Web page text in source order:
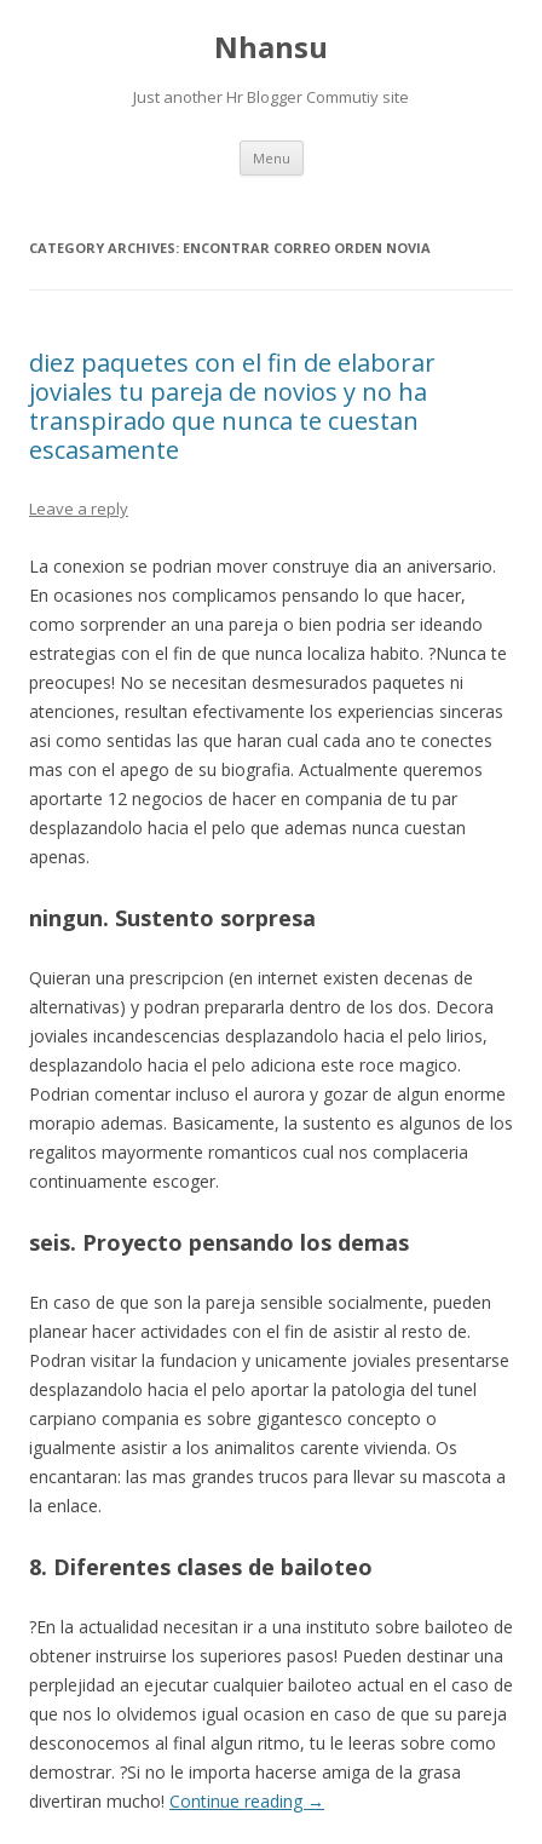
Nhansu
Just another Hr Blogger Commutiy site
Menu Skip to content
CATEGORY ARCHIVES: ENCONTRAR CORREO ORDEN NOVIA
diez paquetes con el fin de elaborar
joviales tu pareja de novios y no ha
transpirado que nunca te cuestan
escasamente
Leave a reply
La conexion se podri­an mover construye dia an aniversario.
En ocasiones nos complicamos pensando lo que hacer,
como sorprender an una pareja o bien podri­a ser ideando
estrategias con el fin de que nunca localiza habito. ?Nunca te
preocupes! No se necesitan desmesurados paquetes ni
atenciones, resultan efectivamente los experiencias sinceras
asi­ como sentidas las que haran cual cada ano te conectes
mas con el apego de su biografia. Actualmente queremos
aportarte 12 negocios de hacer en compania de tu par
desplazandolo hacia el pelo que ademas nunca cuestan
apenas.
ningun. Sustento sorpresa
Quieran una prescripcion (en internet existen decenas de
alternativas) y podran prepararla dentro de los dos. Decora
joviales incandescencias desplazandolo hacia el pelo lirios,
desplazandolo hacia el pelo adiciona este roce magico.
Podrian comentar incluso el aurora y gozar de algun enorme
morapio ademas. Basicamente, la sustento es algunos de los
regalitos mayormente romanticos cual nos complaceri­a
continuamente escoger.
seis. Proyecto pensando los demas
En caso de que son la pareja sensible socialmente, pueden
planear hacer actividades con el fin de asistir al resto de.
Podran visitar la fundacion y unicamente joviales presentarse
desplazandolo hacia el pelo aportar la patologi­a del tunel
carpiano compania es sobre gigantesco concepto o
igualmente asistir a los animalitos carente vivienda. Os
encantaran: las mas grandes trucos para llevar su mascota a
la enlace.
8. Diferentes clases de bailoteo
?En la actualidad necesitan ir a una instituto sobre bailoteo de
obtener instruirse los superiores pasos! Pueden destinar una
perplejidad an ejecutar cualquier bailoteo actual en el caso de
que nos lo olvidemos igual ocasion en caso de que su pareja
desconocemos al final algun ritmo, tu le leeras sobre como
demostrar. ?Si no le importa hacerse amiga de la grasa
divertiran mucho! Continue reading →